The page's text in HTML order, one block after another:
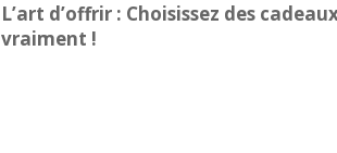
L’art d’offrir : Choisissez des
vraiment !